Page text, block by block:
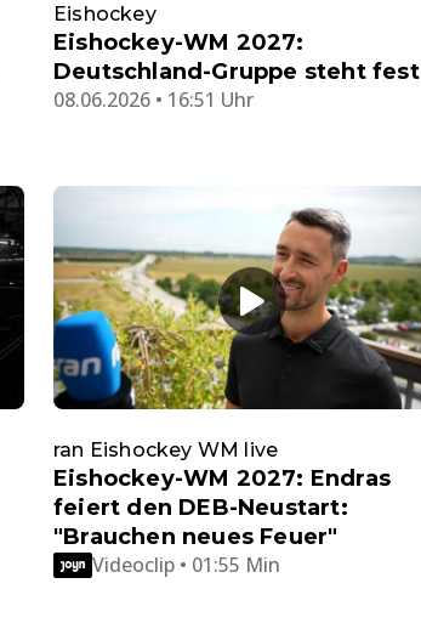
Eishockey
Eishockey-WM 2027:
Deutschland-Gruppe steht fest
08.06.2026 • 16:51 Uhr
ran Eishockey WM live
Eishockey-WM 2027: Endras
feiert den DEB-Neustart:
"Brauchen neues Feuer"
Videoclip • 01:55 Min